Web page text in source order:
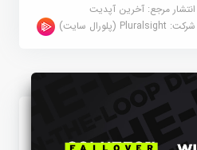
انتشار مرجع:آخرین آپدیت
شرکت:Pluralsight (پلورال سایت)